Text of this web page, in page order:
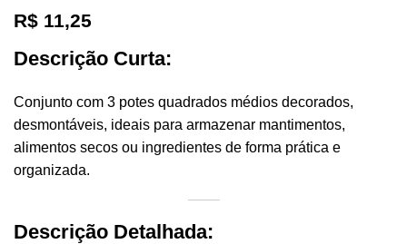
R$ 11,25
Descrição Curta:
Conjunto com 3 potes quadrados médios decorados,
desmontáveis, ideais para armazenar mantimentos,
alimentos secos ou ingredientes de forma prática e
organizada.
Descrição Detalhada: